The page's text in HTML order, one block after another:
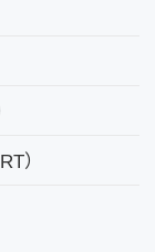
）